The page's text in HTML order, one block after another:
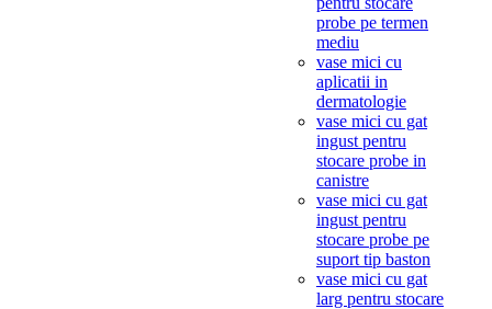
probe pe termen
mediu
vase mici cu
aplicatii in
dermatologie
vase mici cu gat
ingust pentru
stocare probe in
canistre
vase mici cu gat
ingust pentru
stocare probe pe
suport tip baston
vase mici cu gat
larg pentru stocare